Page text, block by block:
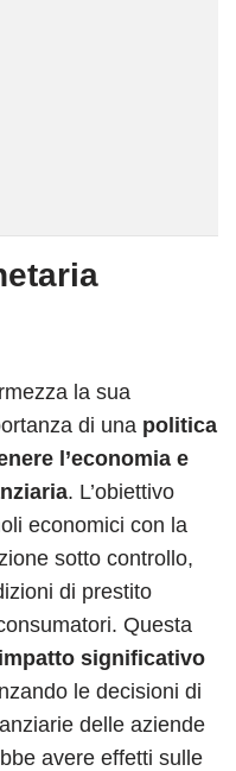
la sua
di una politica
l’economia e
. L’obiettivo
economici con la
sotto controllo,
di prestito
Questa
impatto significativo
le decisioni di
delle aziende
avere effetti sulle